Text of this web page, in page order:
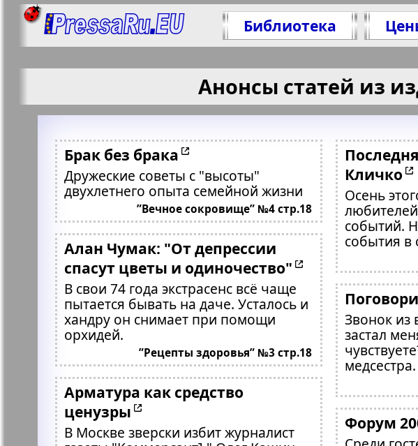
Библиотека
Анонсы статей из
Брак без брака
Дружеские советы с "высоты"
двухлетнего опыта семейной жизни
”Вечное сокровище” №4 стр.18
Алан Чумак: "От депрессии
спасут цветы и одиночество"
В свои 74 года экстрасенс всё чаще
пытается бывать на даче. Усталось и
хандру он снимает при помощи
орхидей.
”Рецепты здоровья” №3 стр.18
Арматура как средство
ценузры
В Москве зверски избит журналист
Кличко
Осень
событий.
события в
Звонок из
застал меня
медсестра.
Форум